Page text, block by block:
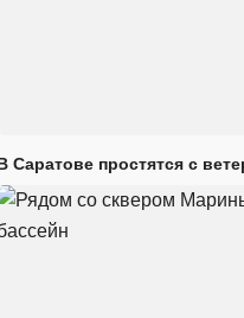
Саратове простятся с